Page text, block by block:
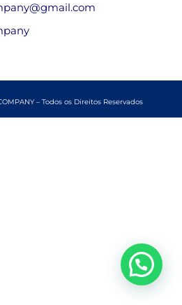
– Todos os Direitos Reservados